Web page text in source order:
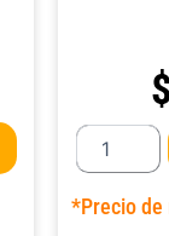
$
Cubeta
Mágica,
MOP
*Precio de